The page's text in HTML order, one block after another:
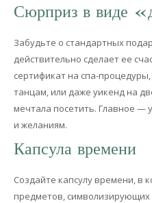
Сюрприз в виде
Забудьте о стандартных
действительно сделает ее
сертификат на спа-
танцам, или даже уикенд на
мечтала посетить. Главное —
и желаниям.
Капсула времени
Создайте капсулу времени, в
предметов,